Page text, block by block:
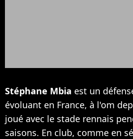
Stéphane Mbia est un
évoluant en France, à l'om
joué avec le stade rennais
saisons. En club, comme en